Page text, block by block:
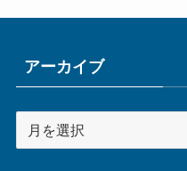
アーカイブ
ー